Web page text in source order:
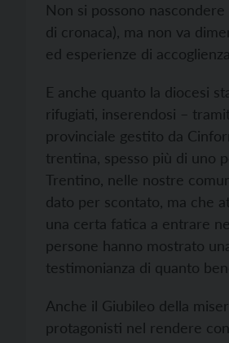
Non si possono
di cronaca), ma non va
ed esperienze di
E anche quanto la diocesi
rifugiati, inserendosi –
provinciale gestito da
trentina, spesso più di uno
Trentino, nelle nostre
dato per scontato, ma che
una certa fatica a entrare
persone hanno mostrato
testimonianza di quanto
Anche il Giubileo della
protagonisti nel rendere